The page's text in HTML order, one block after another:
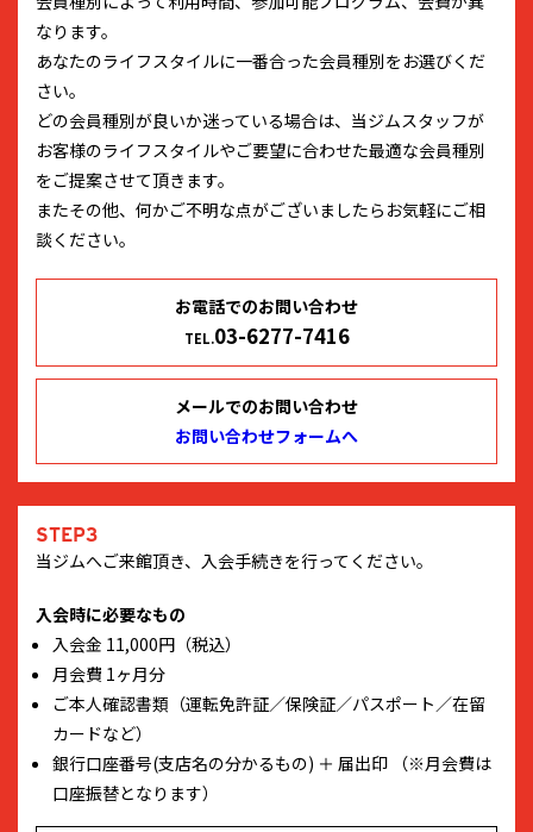
なります。
あなたのライフスタイルに一番合った会員種別をお選びくだ
さい。
どの会員種別が良いか迷っている場合は、当ジムスタッフが
お客様のライフスタイルやご要望に合わせた最適な会員種別
をご提案させて頂きます。
またその他、何かご不明な点がございましたらお気軽にご相
談ください。
お電話でのお問い合わせ
TEL.03-6277-7416
メールでのお問い合わせ
お問い合わせフォームへ
STEP3
当ジムへご来館頂き、入会手続きを行ってください。
入会時に必要なもの
入会金 11,000円（税込）
月会費 1ヶ月分
ご本人確認書類（運転免許証／保険証／パスポート／在留
カードなど）
銀行口座番号(支店名の分かるもの) ＋ 届出印 （※月会費は
口座振替となります）